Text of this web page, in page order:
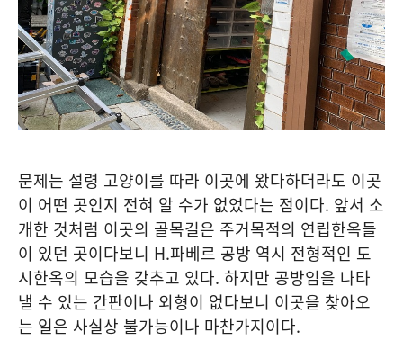
문제는 설령 고양이를 따라 이곳에 왔다하더라도 이곳
이 어떤 곳인지 전혀 알 수가 없었다는 점이다. 앞서 소
개한 것처럼 이곳의 골목길은 주거목적의 연립한옥들
이 있던 곳이다보니 H.파베르 공방 역시 전형적인 도
시한옥의 모습을 갖추고 있다. 하지만 공방임을 나타
낼 수 있는 간판이나 외형이 없다보니 이곳을 찾아오
는 일은 사실상 불가능이나 마찬가지이다.